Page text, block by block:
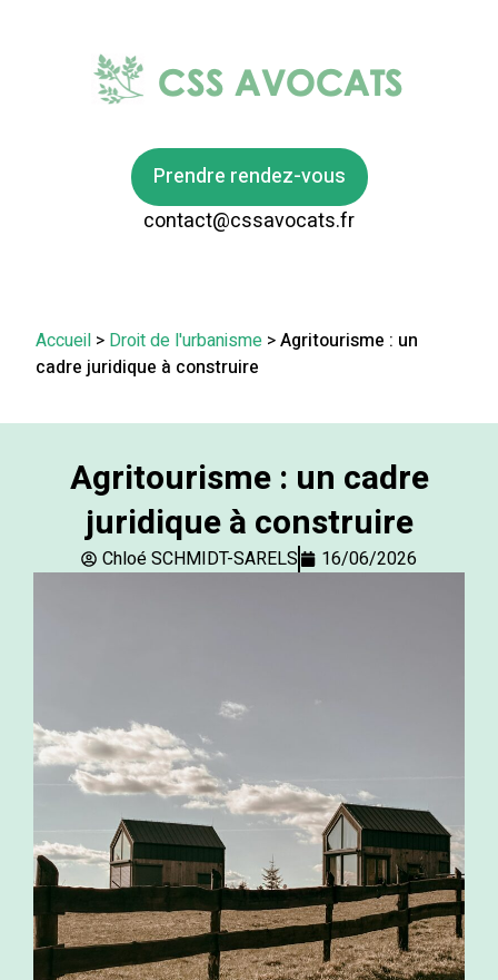
Prendre rendez-vous
contact@cssavocats.fr
Accueil > Droit de l'urbanisme >Agritourisme : un
cadre juridique à construire
Agritourisme : un cadre
juridique à construire
Chloé SCHMIDT-SARELS 16/06/2026